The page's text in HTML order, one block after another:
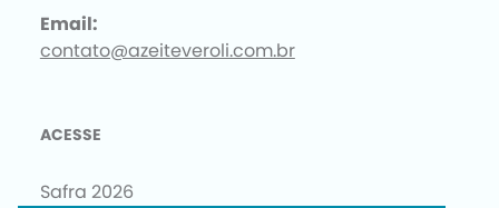
Email:
contato@azeiteveroli.com.br
ACESSE
Safra 2026